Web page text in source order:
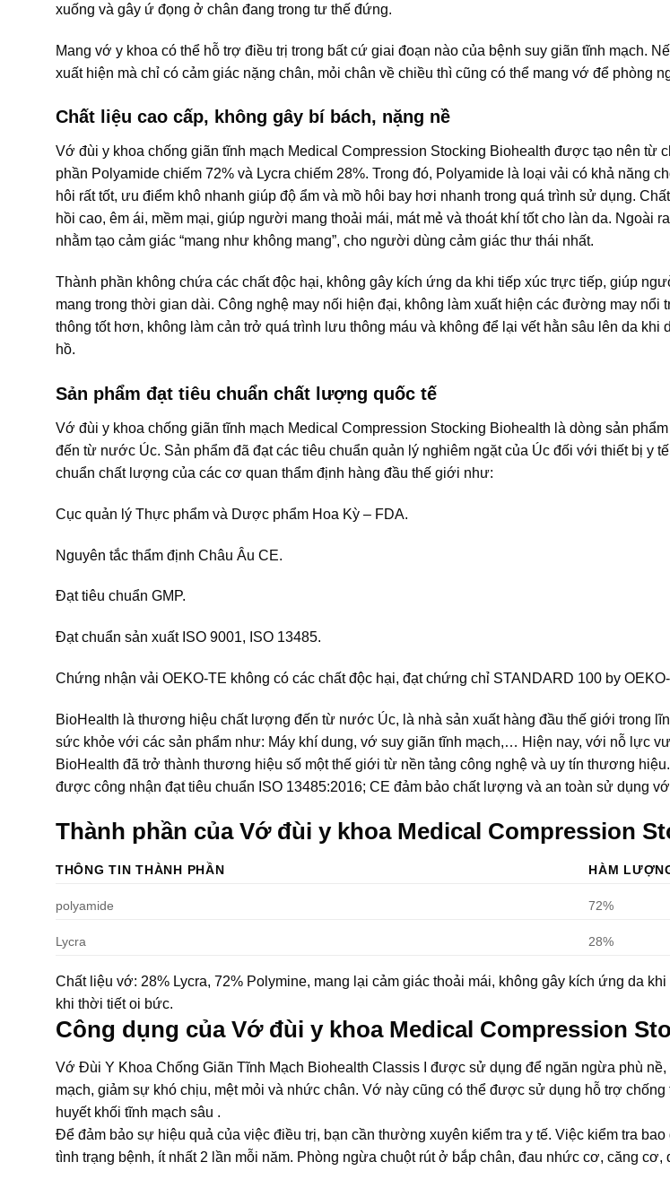
xuống và gây ứ đọng ở chân đang trong tư thế đứng.
Mang vớ y khoa có thể hỗ trợ điều trị trong bất cứ giai đoạn nào của bệnh suy giãn tĩnh mạch.
xuất hiện mà chỉ có cảm giác nặng chân, mỏi chân về chiều thì cũng có thể mang vớ để phòng
Chất liệu cao cấp, không gây bí bách, nặng nề
Vớ đùi y khoa chống giãn tĩnh mạch Medical Compression Stocking Biohealth được tạo nên từ
phần Polyamide chiếm 72% và Lycra chiếm 28%. Trong đó, Polyamide là loại vải có khả năng
hôi rất tốt, ưu điểm khô nhanh giúp độ ẩm và mồ hôi bay hơi nhanh trong quá trình sử dụng.
hồi cao, êm ái, mềm mại, giúp người mang thoải mái, mát mẻ và thoát khí tốt cho làn da. Ngoài
nhằm tạo cảm giác “mang như không mang”, cho người dùng cảm giác thư thái nhất.
Thành phần không chứa các chất độc hại, không gây kích ứng da khi tiếp xúc trực tiếp, giúp
mang trong thời gian dài. Công nghệ may nối hiện đại, không làm xuất hiện các đường may nổi
thông tốt hơn, không làm cản trở quá trình lưu thông máu và không để lại vết hằn sâu lên da khi
hồ.
Sản phẩm đạt tiêu chuẩn chất lượng quốc tế
Vớ đùi y khoa chống giãn tĩnh mạch Medical Compression Stocking Biohealth là dòng sản
đến từ nước Úc. Sản phẩm đã đạt các tiêu chuẩn quản lý nghiêm ngặt của Úc đối với thiết bị y
chuẩn chất lượng của các cơ quan thẩm định hàng đầu thế giới như:
Cục quản lý Thực phẩm và Dược phẩm Hoa Kỳ – FDA.
Nguyên tắc thẩm định Châu Âu CE.
Đạt tiêu chuẩn GMP.
Đạt chuẩn sản xuất ISO 9001, ISO 13485.
Chứng nhận vải OEKO-TE không có các chất độc hại, đạt chứng chỉ STANDARD 100 by
BioHealth là thương hiệu chất lượng đến từ nước Úc, là nhà sản xuất hàng đầu thế giới trong
sức khỏe với các sản phẩm như: Máy khí dung, vớ suy giãn tĩnh mạch,… Hiện nay, với nỗ lực
BioHealth đã trở thành thương hiệu số một thế giới từ nền tảng công nghệ và uy tín thương
được công nhận đạt tiêu chuẩn ISO 13485:2016; CE đảm bảo chất lượng và an toàn sử dụng
Thành phần của Vớ đùi y khoa Medical Compression
THÔNG TIN THÀNH PHẦN HÀM
polyamide 72%
Lycra 28%
Chất liệu vớ: 28% Lycra, 72% Polymine, mang lại cảm giác thoải mái, không gây kích ứng da
khi thời tiết oi bức.
Công dụng của Vớ đùi y khoa Medical Compression
Vớ Đùi Y Khoa Chống Giãn Tĩnh Mạch Biohealth Classis I được sử dụng để ngăn ngừa phù nề,
mạch, giảm sự khó chịu, mệt mỏi và nhức chân. Vớ này cũng có thể được sử dụng hỗ trợ chống
huyết khối tĩnh mạch sâu .
Để đảm bảo sự hiệu quả của việc điều trị, bạn cần thường xuyên kiểm tra y tế. Việc kiểm tra
tình trạng bệnh, ít nhất 2 lần mỗi năm. Phòng ngừa chuột rút ở bắp chân, đau nhức cơ, căng cơ,